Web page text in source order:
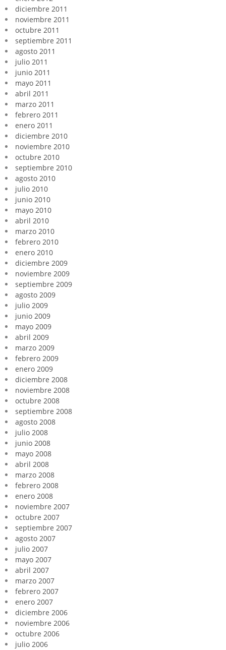
diciembre 2011
noviembre 2011
octubre 2011
septiembre 2011
agosto 2011
julio 2011
junio 2011
mayo 2011
abril 2011
marzo 2011
febrero 2011
enero 2011
diciembre 2010
noviembre 2010
octubre 2010
septiembre 2010
agosto 2010
julio 2010
junio 2010
mayo 2010
abril 2010
marzo 2010
febrero 2010
enero 2010
diciembre 2009
noviembre 2009
septiembre 2009
agosto 2009
julio 2009
junio 2009
mayo 2009
abril 2009
marzo 2009
febrero 2009
enero 2009
diciembre 2008
noviembre 2008
octubre 2008
septiembre 2008
agosto 2008
julio 2008
junio 2008
mayo 2008
abril 2008
marzo 2008
febrero 2008
enero 2008
noviembre 2007
octubre 2007
septiembre 2007
agosto 2007
julio 2007
mayo 2007
abril 2007
marzo 2007
febrero 2007
enero 2007
diciembre 2006
noviembre 2006
octubre 2006
julio 2006